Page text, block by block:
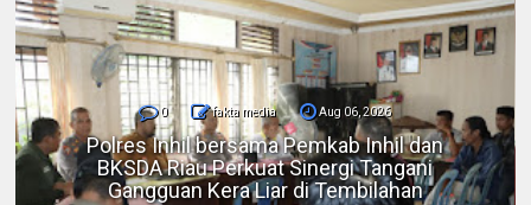
0 fakta media Aug 06, 2026
DPC IKADIN Pekanbaru Kutuk Premanisme,
Desak Polda Riau Beri Perlindungan terhadap
Advokat